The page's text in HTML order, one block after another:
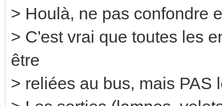
> Houlà, ne pas confondre
> C'est vrai que toutes les
être
> reliées au bus, mais PAS